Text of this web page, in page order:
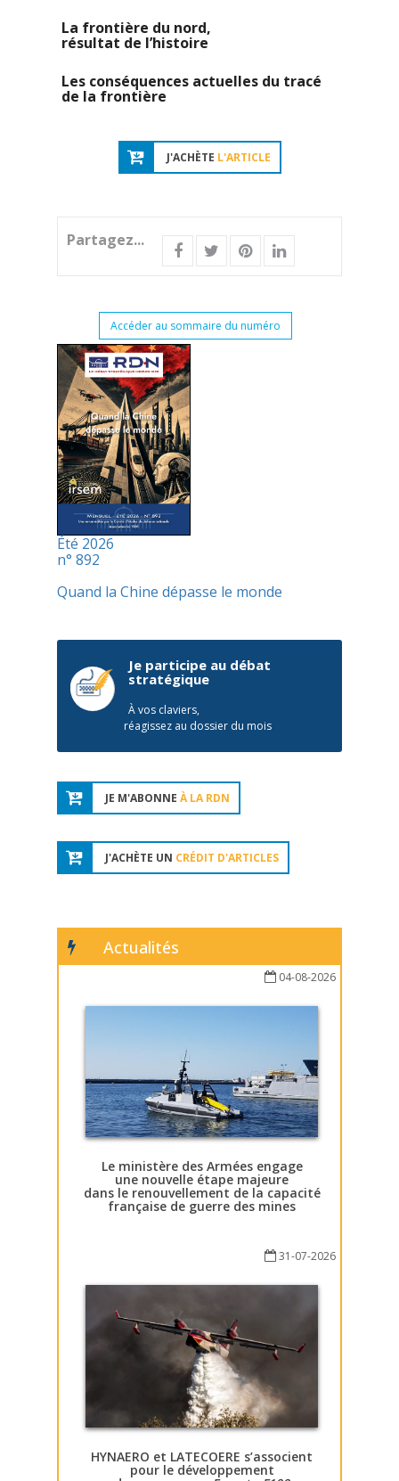
La frontière du nord,
résultat de l’histoire
Les conséquences actuelles du tracé
de la frontière
J'ACHÈTE L'ARTICLE
Partagez...
Accéder au sommaire du numéro
Été 2026
n° 892
Quand la Chine dépasse le monde
Je participe au débat
stratégique
À vos claviers,
réagissez au dossier du mois
JE M'ABONNE À LA RDN
J'ACHÈTE UN CRÉDIT D'ARTICLES
Actualités
04-08-2026
Le ministère des Armées engage
une nouvelle étape majeure
dans le renouvellement de la capacité
française de guerre des mines
31-07-2026
HYNAERO et LATECOERE s’associent
pour le développement